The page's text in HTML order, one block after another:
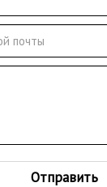
традиционный
того,
художника
прессы.
Отправить